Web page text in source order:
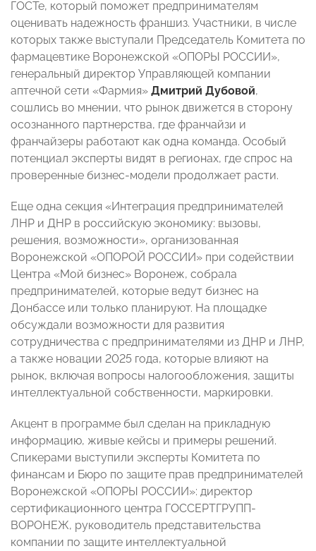
ГОСТе, который поможет предпринимателям
оценивать надежность франшиз. Участники, в числе
которых также выступали Председатель Комитета по
фармацевтике Воронежской «ОПОРЫ РОССИИ»,
генеральный директор Управляющей компании
аптечной сети «Фармия» Дмитрий Дубовой,
сошлись во мнении, что рынок движется в сторону
осознанного партнерства, где франчайзи и
франчайзеры работают как одна команда. Особый
потенциал эксперты видят в регионах, где спрос на
проверенные бизнес-модели продолжает расти.
Еще одна секция «Интеграция предпринимателей
ЛНР и ДНР в российскую экономику: вызовы,
решения, возможности», организованная
Воронежской «ОПОРОЙ РОССИИ» при содействии
Центра «Мой бизнес» Воронеж, собрала
предпринимателей, которые ведут бизнес на
Донбассе или только планируют. На площадке
обсуждали возможности для развития
сотрудничества с предпринимателями из ДНР и ЛНР,
а также новации 2025 года, которые влияют на
рынок, включая вопросы налогообложения, защиты
интеллектуальной собственности, маркировки.
Акцент в программе был сделан на прикладную
информацию, живые кейсы и примеры решений.
Спикерами выступили эксперты Комитета по
финансам и Бюро по защите прав предпринимателей
Воронежской «ОПОРЫ РОССИИ»: директор
сертификационного центра ГОССЕРТГРУПП-
ВОРОНЕЖ, руководитель представительства
компании по защите интеллектуальной